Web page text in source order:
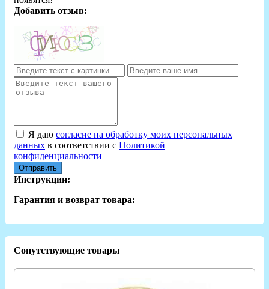
Добавить отзыв:
Я даю согласие на обработку моих персональных
данных в соответствии с Политикой
конфиденциальности
Отправить
Инструкции:
Гарантия и возврат товара:
Сопутствующие товары